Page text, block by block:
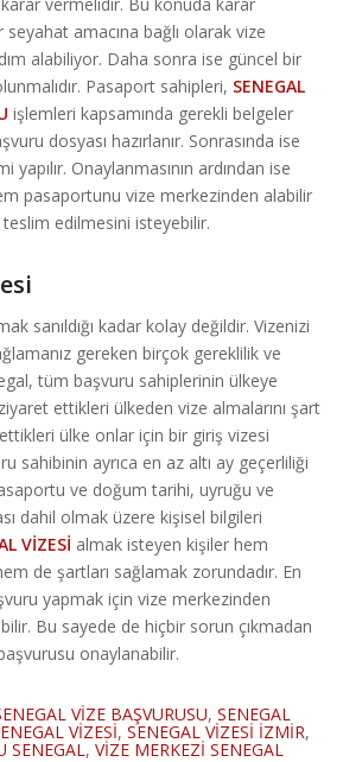
amacına bağlı olarak vize
alabiliyor. Daha sonra ise güncel bir
Pasaport sahipleri, SENEGAL
işlemleri kapsamında gerekli belgeler
dosyası hazırlanır. Sonrasında ise
yapılır. Onaylanmasının ardından ise
pasaportunu vize merkezinden alabilir
edilmesini isteyebilir.
sanıldığı kadar kolay değildir. Vizenizi
gereken birçok gereklilik ve
tüm başvuru sahiplerinin ülkeye
ettikleri ülkeden vize almalarını şart
ülke onlar için bir giriş vizesi
sahibinin ayrıca en az altı ay geçerliliği
ve doğum tarihi, uyruğu ve
dahil olmak üzere kişisel bilgileri
VİZESİ almak isteyen kişiler hem
de şartları sağlamak zorundadır. En
yapmak için vize merkezinden
Bu sayede de hiçbir sorun çıkmadan
onaylanabilir.
VİZE BAŞVURUSU, SENEGAL
VİZESİ, SENEGAL VİZESİ İZMİR,
SENEGAL , VİZE MERKEZİ SENEGAL